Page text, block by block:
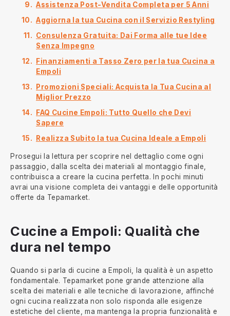
Assistenza Post-Vendita Completa per 5 Anni
Aggiorna la tua Cucina con il Servizio Restyling
Consulenza Gratuita: Dai Forma alle tue Idee
Senza Impegno
Finanziamenti a Tasso Zero per la tua Cucina a
Empoli
Promozioni Speciali: Acquista la Tua Cucina al
Miglior Prezzo
FAQ Cucine Empoli: Tutto Quello che Devi
Sapere
Realizza Subito la tua Cucina Ideale a Empoli
Prosegui la lettura per scoprire nel dettaglio come ogni
passaggio, dalla scelta dei materiali al montaggio finale,
contribuisca a creare la cucina perfetta. In pochi minuti
avrai una visione completa dei vantaggi e delle opportunità
offerte da Tepamarket.
Cucine a Empoli: Qualità che
dura nel tempo
Quando si parla di cucine a Empoli, la qualità è un aspetto
fondamentale. Tepamarket pone grande attenzione alla
scelta dei materiali e alle tecniche di lavorazione, affinché
ogni cucina realizzata non solo risponda alle esigenze
estetiche del cliente, ma mantenga la propria funzionalità e